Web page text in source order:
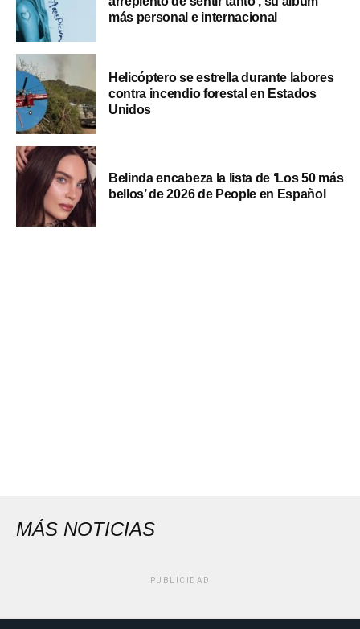
más personal e internacional
Helicóptero se estrella durante labores
contra incendio forestal en Estados
Unidos
Belinda encabeza la lista de ‘Los 50 más
bellos’ de 2026 de People en Español
MÁS NOTICIAS
PUBLICIDAD